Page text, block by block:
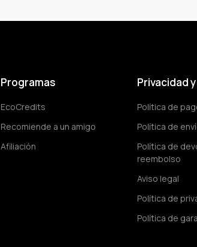
Programas
EcoCredits
Recomiende a un amigo
Afiliación
Privacidad
Política de
Política de
Política de
reembolso
Aviso legal
Política de
Política de